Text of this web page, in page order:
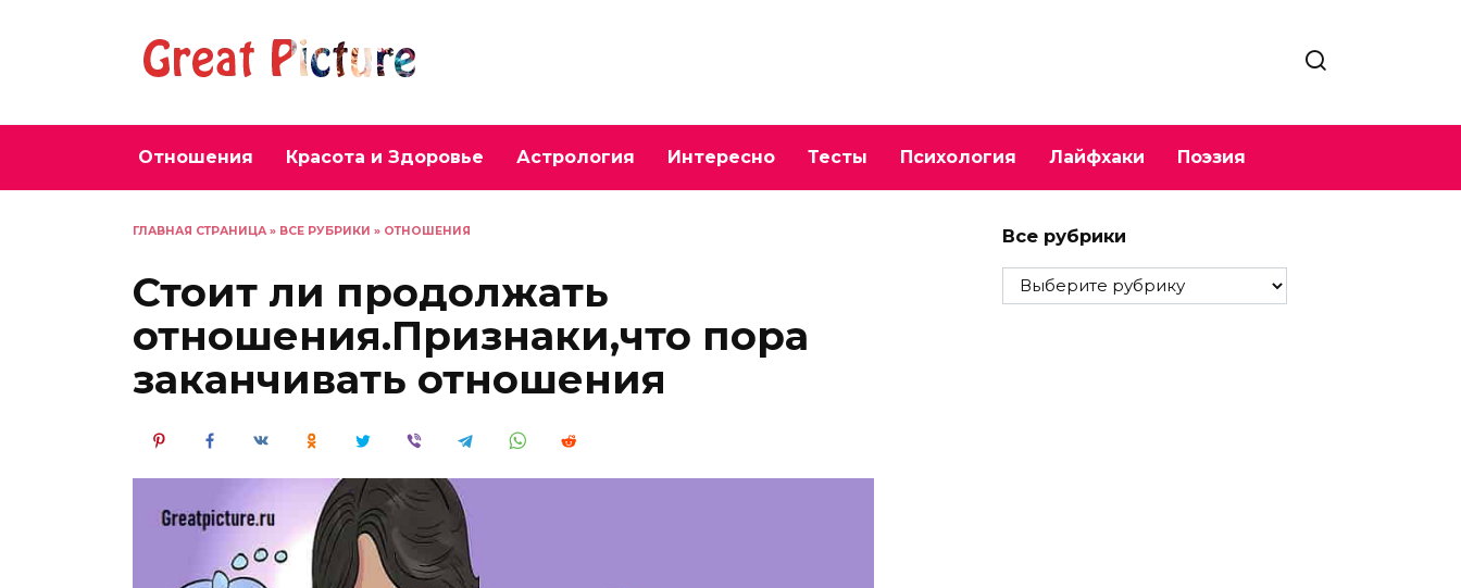
Отношения Красота и Здоровье Астрология Интересно Тесты Психология Лайфхаки Поэзия
ГЛАВНАЯ СТРАНИЦА » ВСЕ РУБРИКИ » ОТНОШЕНИЯ
Стоит ли продолжать
отношения.Признаки,что пора
заканчивать отношения
Все рубрики
Все
рубрики